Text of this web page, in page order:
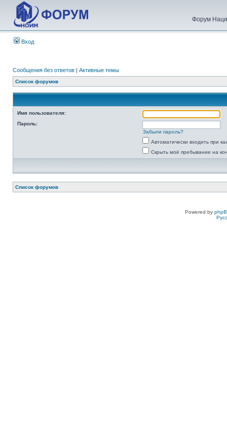
Форум
Вход
Сообщения без ответов | Активные темы
Список форумов
Имя пользователя:
Пароль:
Забыли пароль?
Автоматически входить при
Скрыть моё пребывание на
Список форумов
Powered by